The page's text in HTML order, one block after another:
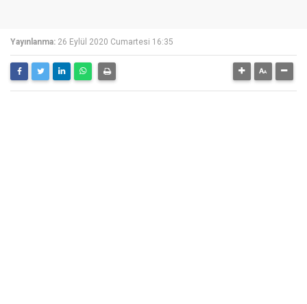
Yayınlanma: 26 Eylül 2020 Cumartesi 16:35